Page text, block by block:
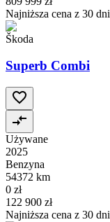
Najniższa cena z 30 dni
Škoda
Superb Combi
Używane
2025
Benzyna
54372 km
0 zł
122 900 zł
Najniższa cena z 30 dni